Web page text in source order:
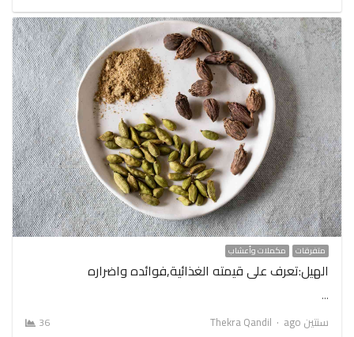
متفرقات مكملات وأعشاب
الهيل:تعرف على قيمته الغذائية,فوائده واضراره
…
سنتين ago
Author
Thekra Qandil
36